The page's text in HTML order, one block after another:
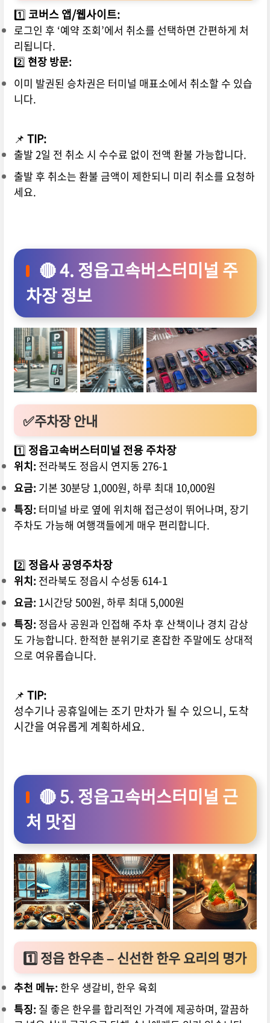
1️⃣ 코버스 앱/웹사이트:
로그인 후 ‘예약 조회’에서 취소를 선택하면 간편하게 처
리됩니다.
2️⃣ 현장 방문:
이미 발권된 승차권은 터미널 매표소에서 취소할 수 있습
니다.
📌 TIP:
출발 2일 전 취소 시 수수료 없이 전액 환불 가능합니다.
출발 후 취소는 환불 금액이 제한되니 미리 취소를 요청하
세요.
🔴 4. 정읍고속버스터미널 주
차장 정보
✅주차장 안내
1️⃣ 정읍고속버스터미널 전용 주차장
위치: 전라북도 정읍시 연지동 276-1
요금: 기본 30분당 1,000원, 하루 최대 10,000원
특징: 터미널 바로 옆에 위치해 접근성이 뛰어나며, 장기
주차도 가능해 여행객들에게 매우 편리합니다.
2️⃣ 정읍사 공영주차장
위치: 전라북도 정읍시 수성동 614-1
요금: 1시간당 500원, 하루 최대 5,000원
특징: 정읍사 공원과 인접해 주차 후 산책이나 경치 감상
도 가능합니다. 한적한 분위기로 혼잡한 주말에도 상대적
으로 여유롭습니다.
📌 TIP:
성수기나 공휴일에는 조기 만차가 될 수 있으니, 도착
시간을 여유롭게 계획하세요.
🔴 5. 정읍고속버스터미널 근
처 맛집
1️⃣정읍 한우촌 – 신선한 한우 요리의 명가
추천 메뉴: 한우 생갈비, 한우 육회
특징: 질 좋은 한우를 합리적인 가격에 제공하며, 깔끔하